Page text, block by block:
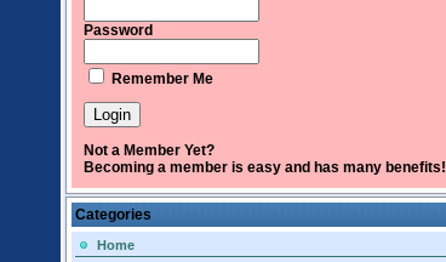
Password
Remember Me
Not a Member Yet?
Becoming a member is easy and has many benefits!
Categories
Home